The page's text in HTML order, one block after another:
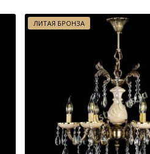
ЛИТАЯ БРОНЗА